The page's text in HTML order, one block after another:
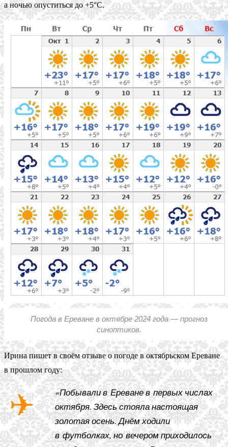
а ночью опуститься до +5°C.
Погода в Ереване в октябре 2024 года — прогноз
синоптиков.
Ирина пишет в своём отзыве о погоде в октябрьском Ереване
в прошлом году:
«Побывали в Ереване в первых числах
октября. Здесь стояла настоящая
золотая осень. Днём ходили
в футболках, но вечером приходилось